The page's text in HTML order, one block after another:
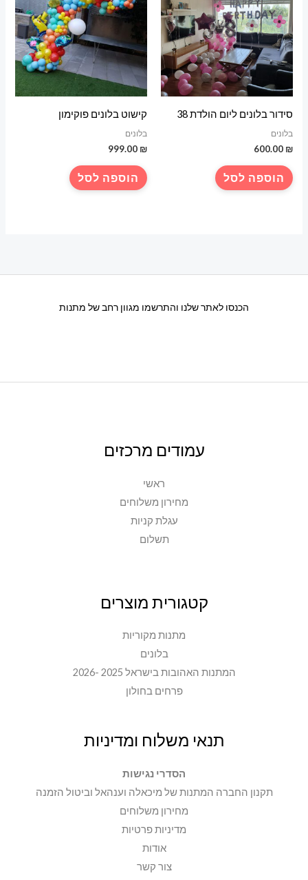
סידור בלונים ליום הולדת 38
בלונים
600.00 ₪
הוספה לסל
קישוט בלונים פוקימון
בלונים
999.00 ₪
הוספה לסל
הכנסו לאתר שלנו והתרשמו מגוון רחב של מתנות
עמודים מרכזים
ראשי
מחירון משלוחים
עגלת קניות
תשלום
קטגורית מוצרים
מתנות מקוריות
בלונים
המתנות האהובות בישראל 2025 -2026
פרחים בחולון
תנאי משלוח ומדיניות
הסדרי נגישות
תקנון החברה המתנות של מיכאלה וענהאל וביטול הזמנה
מחירון משלוחים
מדיניות פרטיות
אודות
צור קשר